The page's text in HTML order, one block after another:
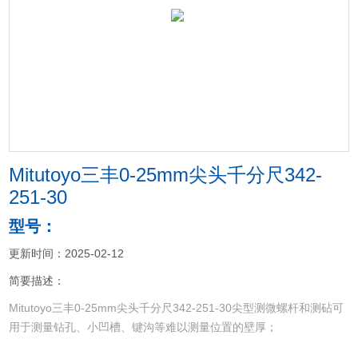
Mitutoyo三丰0-25mm尖头千分尺342-
251-30
型号：
更新时间：2025-02-12
简要描述：
Mitutoyo三丰0-25mm尖头千分尺342-251-30尖型测微螺杆和测砧可
用于测量钻孔、小凹槽、键沟等难以测量位置的壁厚；